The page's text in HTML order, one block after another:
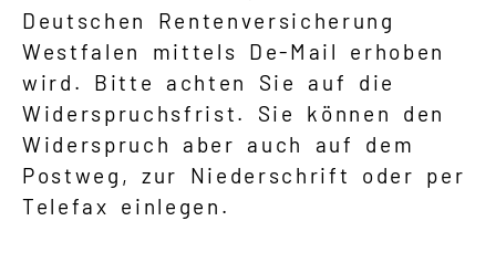
Deutschen Rentenversicherung
Westfalen mittels De-Mail erhoben
wird. Bitte achten Sie auf die
Widerspruchsfrist. Sie können den
Widerspruch aber auch auf dem
Postweg, zur Niederschrift oder per
Telefax einlegen.